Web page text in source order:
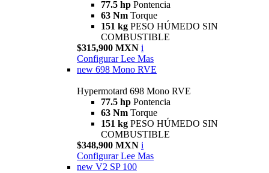
77.5 hp Pontencia
63 Nm Torque
151 kg PESO HÚMEDO SIN
COMBUSTIBLE
$315,900 MXN i
Configurar Lee Mas
new 698 Mono RVE
Hypermotard 698 Mono RVE
77.5 hp Pontencia
63 Nm Torque
151 kg PESO HÚMEDO SIN
COMBUSTIBLE
$348,900 MXN i
Configurar Lee Mas
new V2 SP 100